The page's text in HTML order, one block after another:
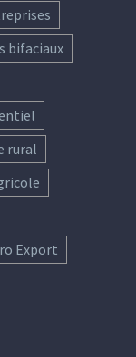
bifaciaux
rural
Export